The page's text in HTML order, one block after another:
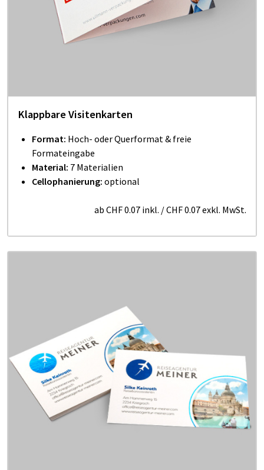
Klappbare Visitenkarten
Format: Hoch- oder Querformat & freie
Formateingabe
Material: 7 Materialien
Cellophanierung: optional
ab CHF 0.07 inkl. /CHF 0.07exkl. MwSt.